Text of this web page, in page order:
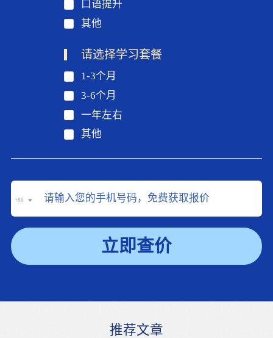
口语提升
其他
请选择学习套餐
1-3个月
3-6个月
一年左右
其他
+86
立即查价
推荐文章